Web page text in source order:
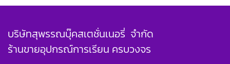
บริษัทสุพรรณบุ๊คสเตชั่นเนอรี่ จำกัด
ร้านขายอุปกรณ์การเรียน ครบวงจร